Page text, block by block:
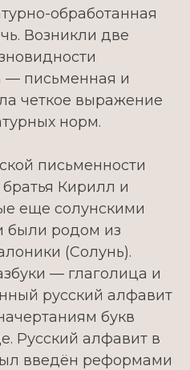
обработанная
Возникли две
— письменная и
четкое выражение
норм.
письменности
Кирилл и
еще солунскими
были родом из
(Солунь).
— глаголица и
русский алфавит
букв
Русский алфавит в
введён реформами